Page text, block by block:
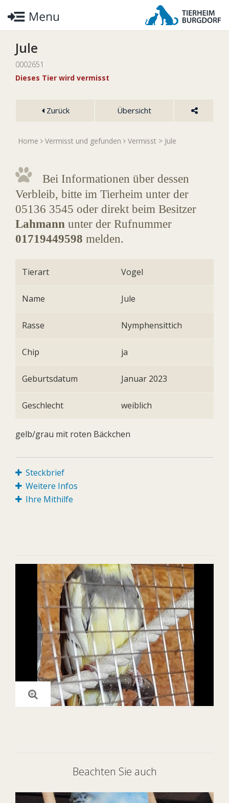
Jule
0002651
Dieses Tier wird vermisst
Zurück Übersicht
Home Vermisst und gefunden Vermisst > Jule
Bei Informationen über dessen
Verbleib, bitte im Tierheim unter der
05136 3545 oder direkt beim Besitzer
Lahmann unter der Rufnummer
01719449598 melden.
Tierart Vogel
Name Jule
Rasse Nymphensittich
Chip ja
Geburtsdatum Januar 2023
Geschlecht weiblich
gelb/grau mit roten Bäckchen
Steckbrief
Weitere Infos
Ihre Mithilfe
Beachten Sie auch